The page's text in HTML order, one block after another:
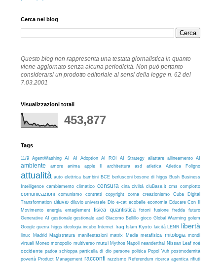
Cerca nel blog
Questo blog non rappresenta una testata giornalistica in quanto
viene aggiornato senza alcuna periodicità. Non può pertanto
considerarsi un prodotto editoriale ai sensi della legge n. 62 del
7.03.2001
Visualizzazioni totali
453,877
Tags
11/9 AgentWashing AI AI Adoption AI ROI AI Strategy allattare allineamento AI
ambiente amore anima apple II architettura asd atletica Atletica Foligno
attualità auto elettrica bambini BCE berlusconi bosone di higgs Bush Business
Intelligence cambiamento climatico censura cina civiltà cluBase.it cms complotto
comunicazioni comunismo contratti copyright corna creazionismo Cuba
Digital
Transformation diluvio diluvio universale Dio e-cat ecoballe economia Educare Con Il
Movimento
energia entaglement fisica quantistica fotoni fusione fredda futuro
Generative AI gestionale gestionale asd Giacomo Bellillo gioco Global Warming golem
Google guerra higgs ideologia incubo Internet Iraq Islam Kyoto laicità LENR libertà
linux Madrid Magistratura manifestazioni matrix Media metafisica mitologia mondi
virtuali Moneo monopolio multiverso mutui Mythos Napoli neanderthal Nissan Leaf noè
occidente padoa schioppa particella di dio persone politica Popol Vuh postmodernità
povertà Product Management racconti razzismo Referendum ricerca agentica rifiuti